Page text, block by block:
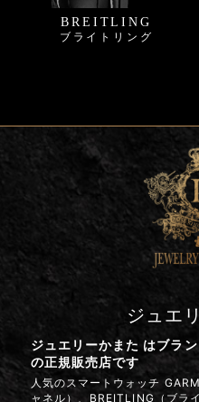
BREITLING
ブライトリング
ジュエ
ジュエリーかまた はブラ
の正規販売店です
人気のスマートウォッチ
ャネル）、BREITLING（ブラ